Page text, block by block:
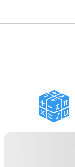
Assistente
Strumenti di